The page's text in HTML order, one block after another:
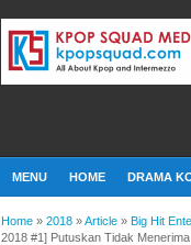
MENU HOME DRAMA
Home » 2018 »Article » Big Hit
2018 #1] Putuskan Tidak